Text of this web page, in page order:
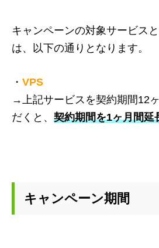
キャンペーンの対象サービス
は、以下の通りとなります。
・ VPS
→上記サービスを契約期間12
だくと、 契約期間を1ヶ月間延
キャンペーン期間